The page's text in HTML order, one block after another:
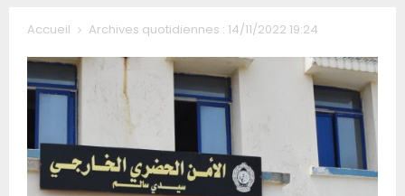
Accueil Archives quotidiennes : 14/11/2022 19:24